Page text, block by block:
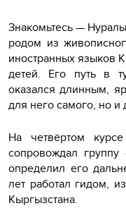
Знакомьтесь —
родом из
иностранных языков
детей. Его путь в
оказался длинным,
для него самого, но и
На четвёртом
сопровождал группу
определил его
лет работал гидом,
Кыргызстана.